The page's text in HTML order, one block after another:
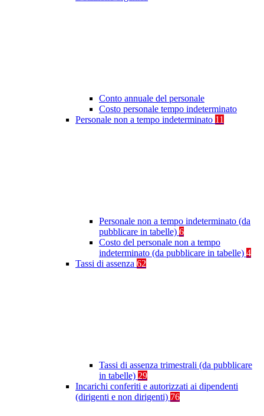
Conto annuale del personale
Costo personale tempo indeterminato
Personale non a tempo indeterminato 11
Personale non a tempo indeterminato (da
pubblicare in tabelle) 6
Costo del personale non a tempo
indeterminato (da pubblicare in tabelle) 4
Tassi di assenza 62
Tassi di assenza trimestrali (da pubblicare
in tabelle) 29
Incarichi conferiti e autorizzati ai dipendenti
(dirigenti e non dirigenti) 76